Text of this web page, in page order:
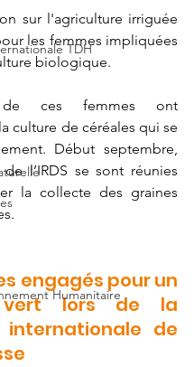
TDH
Humanitaire
sur l'agriculture irriguée
les femmes impliquées
biologique.
de ces femmes ont
culture de céréales qui se
Début septembre,
l’IRDS se sont réunies
la collecte des graines
engagés pour un
vert lors de la
internationale de